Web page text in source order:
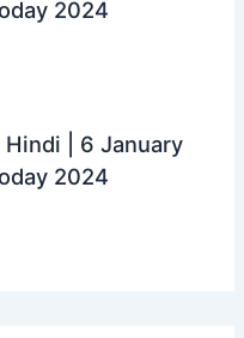
2024
| 6 January
2024